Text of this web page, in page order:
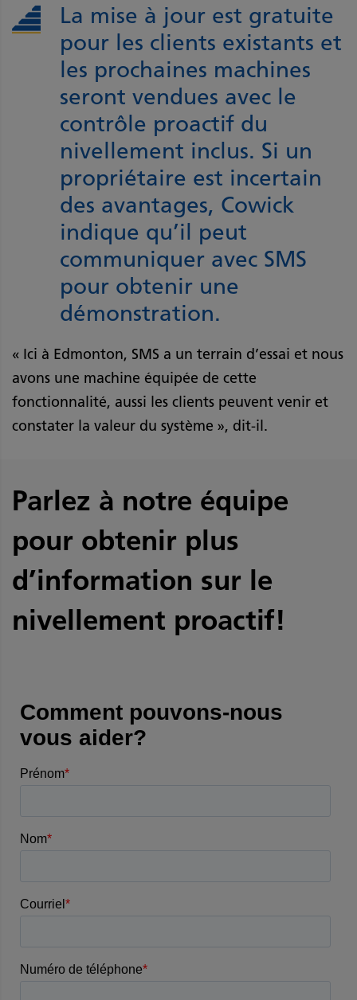
La mise à jour est gratuite
pour les clients existants et
les prochaines machines
seront vendues avec le
contrôle proactif du
nivellement inclus. Si un
propriétaire est incertain
des avantages, Cowick
indique qu’il peut
communiquer avec SMS
pour obtenir une
démonstration.
« Ici à Edmonton, SMS a un terrain d’essai et nous
avons une machine équipée de cette
fonctionnalité, aussi les clients peuvent venir et
constater la valeur du système », dit-il.
Parlez à notre équipe
pour obtenir plus
d’information sur le
nivellement proactif!